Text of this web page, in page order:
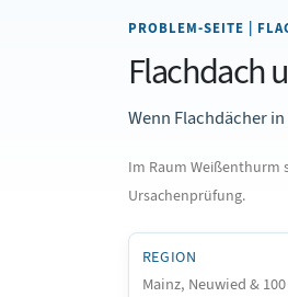
PROBLEM-SEITE |
Flachdach
Wenn Flachdächer
Im Raum Weißenthurm
Ursachenprüfung.
REGION
Mainz, Neuwied &